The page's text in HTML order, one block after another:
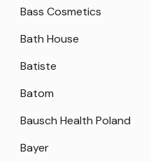
Bass Cosmetics
Bath House
Batiste
Batom
Bausch Health Poland
Bayer